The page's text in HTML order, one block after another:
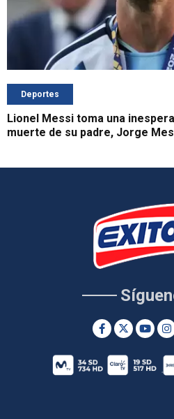
Deportes
Lionel Messi toma una
muerte de su padre, Jorge